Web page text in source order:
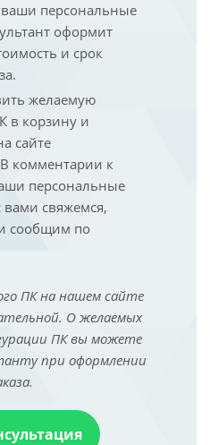
персональные
оформит
и срок
желаемую
в корзину и
сайте
комментарии к
персональные
свяжемся,
сообщим по
ПК на нашем сайте
О желаемых
ПК вы можете
при оформлении